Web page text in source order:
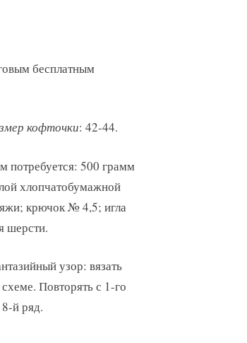
бесплатным
кофточки: 42-44.
потребуется: 500 грамм
хлопчатобумажной
крючок № 4,5; игла
шерсти.
узор: вязать
Повторять с 1-го
й ряд.